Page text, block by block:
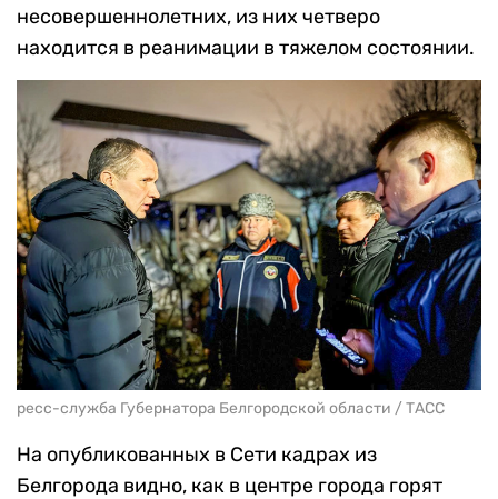
несовершеннолетних, из них четверо
находится в реанимации в тяжелом состоянии.
ресс-служба Губернатора Белгородской области / ТАСС
На опубликованных в Сети кадрах из
Белгорода видно, как в центре города горят